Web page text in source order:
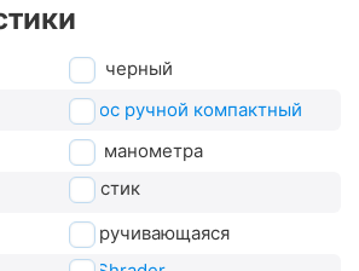
черный
насос ручной компактный
без манометра
пластик
накручивающаяся